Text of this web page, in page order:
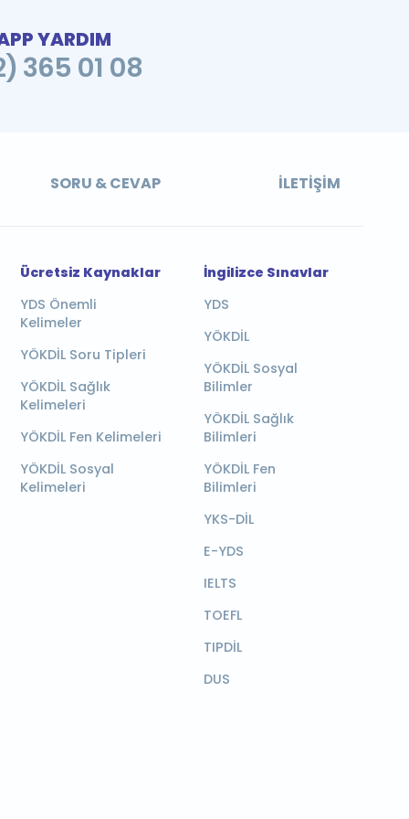
YARDIM
365 01 08
SORU & CEVAP İLETIŞIM
Ücretsiz Kaynaklar
YDS Önemli
Kelimeler
YÖKDİL Soru Tipleri
YÖKDİL Sağlık
Kelimeleri
YÖKDİL Fen Kelimeleri
YÖKDİL Sosyal
Kelimeleri
İngilizce Sınavlar
YDS
YÖKDİL
YÖKDİL Sosyal
Bilimler
YÖKDİL Sağlık
Bilimleri
YÖKDİL Fen
Bilimleri
YKS-DİL
E-YDS
IELTS
TOEFL
TIPDİL
DUS